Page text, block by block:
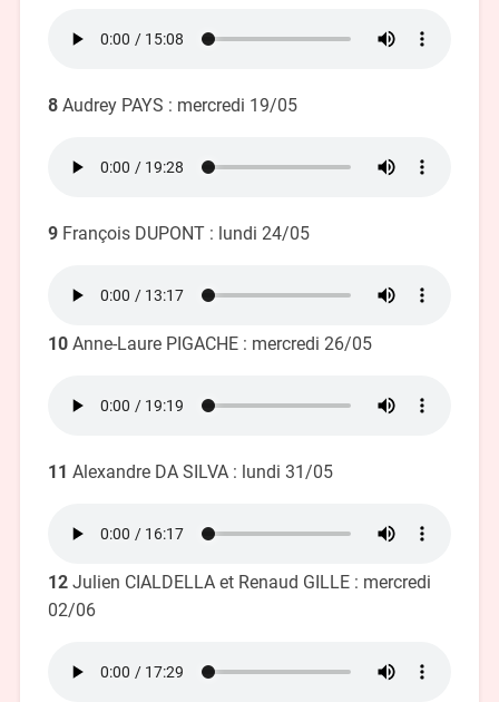
8 Audrey PAYS : mercredi 19/05
9 François DUPONT : lundi 24/05
10 Anne-Laure PIGACHE : mercredi 26/05
11 Alexandre DA SILVA : lundi 31/05
12 Julien CIALDELLA et Renaud GILLE : mercredi
02/06